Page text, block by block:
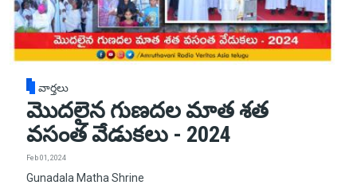
వార్తలు
మొదలైన గుణదల మాత శత
వసంత వేడుకలు - 2024
Feb 01, 2024
Gunadala Matha Shrine